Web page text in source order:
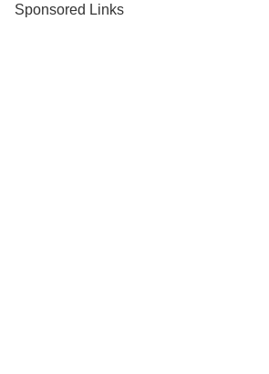
Sponsored Links